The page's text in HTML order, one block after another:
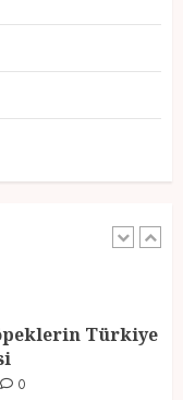
Tatilleri
Türkiye
0